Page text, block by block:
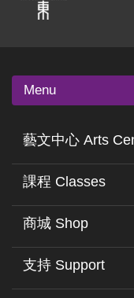
Menu
藝文中心 Arts
課程 Classes
商城 Shop
支持 Support